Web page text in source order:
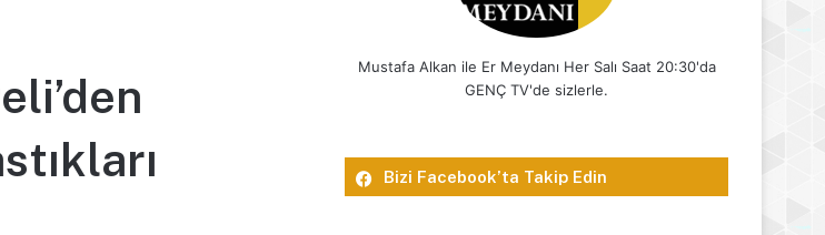
Mustafa Alkan ile Er Meydanı Her Salı Saat 20:30'da
GENÇ TV'de sizlerle.
Bizi Facebook’ta Takip Edin